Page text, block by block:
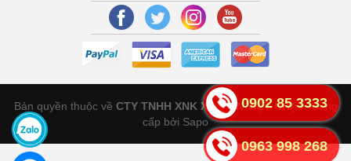
Bản quyền thuộc về CTY TNHH XNK XE ĐIỆN VIỆT NHẬT.Cung
cấp bởi Sapo
0902 85 3333
0963 998 268